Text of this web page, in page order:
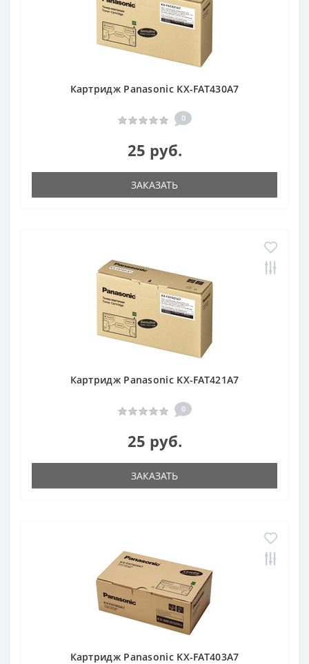
Картридж Panasonic KX-FAT430A7
0
25 руб.
ЗАКАЗАТЬ
Картридж Panasonic KX-FAT421A7
0
25 руб.
ЗАКАЗАТЬ
Картридж Panasonic KX-FAT403A7